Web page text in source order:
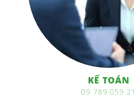
KẾ TOÁN
09 789 059 21